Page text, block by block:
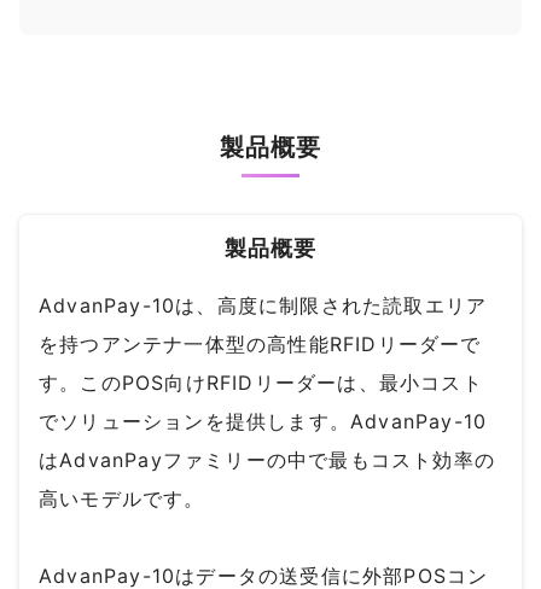
製品概要
製品概要
AdvanPay-10は、高度に制限された読取エリア
を持つアンテナ一体型の高性能RFIDリーダーで
す。このPOS向けRFIDリーダーは、最小コスト
でソリューションを提供します。AdvanPay-10
はAdvanPayファミリーの中で最もコスト効率の
高いモデルです。
AdvanPay-10はデータの送受信に外部POSコン